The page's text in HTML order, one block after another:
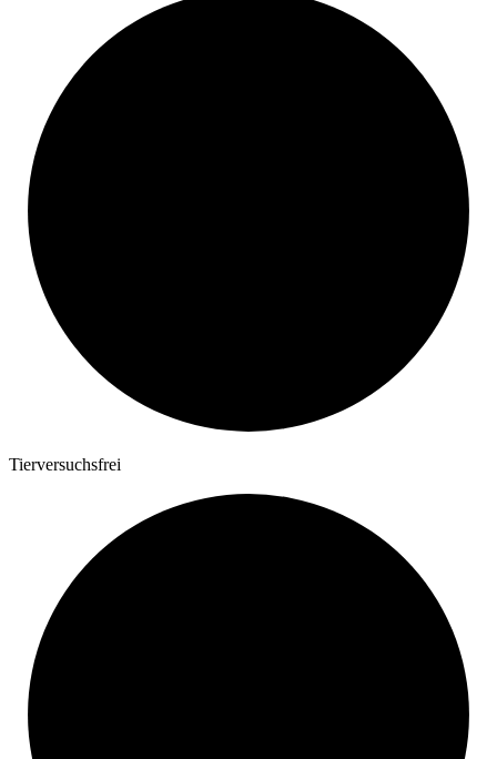
Tierversuchsfrei